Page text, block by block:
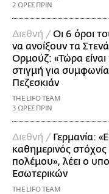
2 ΩΡΕΣ ΠΡΙΝ
Διεθνή /Οι 6 όροι
να ανοίξουν τα
Ορμούζ: «Τώρα
στιγμή για
Πεζεσκιάν
THE LIFO TEAM
3 ΩΡΕΣ ΠΡΙΝ
Διεθνή / Γερμανία:
καθημερινός στόχος
πολέμου», λέει ο
Εσωτερικών
THE LIFO TEAM